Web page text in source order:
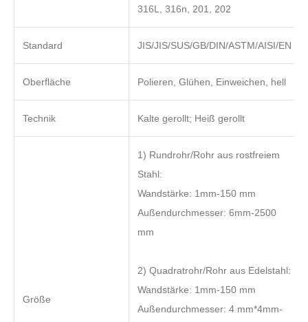
316L, 316n, 201, 202
Standard JIS/JIS/SUS/GB/DIN/ASTM/AISI/EN
Oberfläche Polieren, Glühen, Einweichen, hell
Technik Kalte gerollt; Heiß gerollt
Größe
1) Rundrohr/Rohr aus rostfreiem
Stahl:
Wandstärke: 1mm-150 mm
Außendurchmesser: 6mm-2500
mm
2) Quadratrohr/Rohr aus Edelstahl:
Wandstärke: 1mm-150 mm
Außendurchmesser: 4 mm*4mm-